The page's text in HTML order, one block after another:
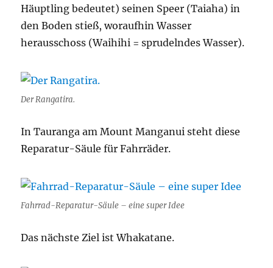
Häuptling bedeutet) seinen Speer (Taiaha) in
den Boden stieß, woraufhin Wasser
herausschoss (Waihihi = sprudelndes Wasser).
Der Rangatira.
In Tauranga am Mount Manganui steht diese
Reparatur-Säule für Fahrräder.
Fahrrad-Reparatur-Säule – eine super Idee
Das nächste Ziel ist Whakatane.